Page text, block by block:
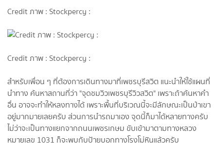
Credit ภาพ : Stockpercy :
Credit ภาพ : Stockpercy :
สำหรับเพื่อน ๆ ที่ต้องการเดินทางมาที่เพชรบุรีสวิต แนะนำให้ใช้แผนที่
นำทาง ค้นหาสถานที่ว่า "จุดชมวิวเพชรบุรีวิวสวิต" เพราะถ้าค้นหาคำ
อื่น อาจจะทำให้หลงทางได้ เพราะพื้นที่บริเวณนี้จะมีลักษณะเป็นป่าเขา
อยู่มากมายเลยครับ ส่วนการนำรถมาเอง จุดนี้ก็มาได้หลายทางครับ
ไม่ว่าจะเป็นทางแยกจากถนนเพชรเกษม ขับเข้ามาตามทางหลวง
หมายเลข 1031 ก็จะพบกับป้ายบอกทางโรงโม่หินแล้วครับ